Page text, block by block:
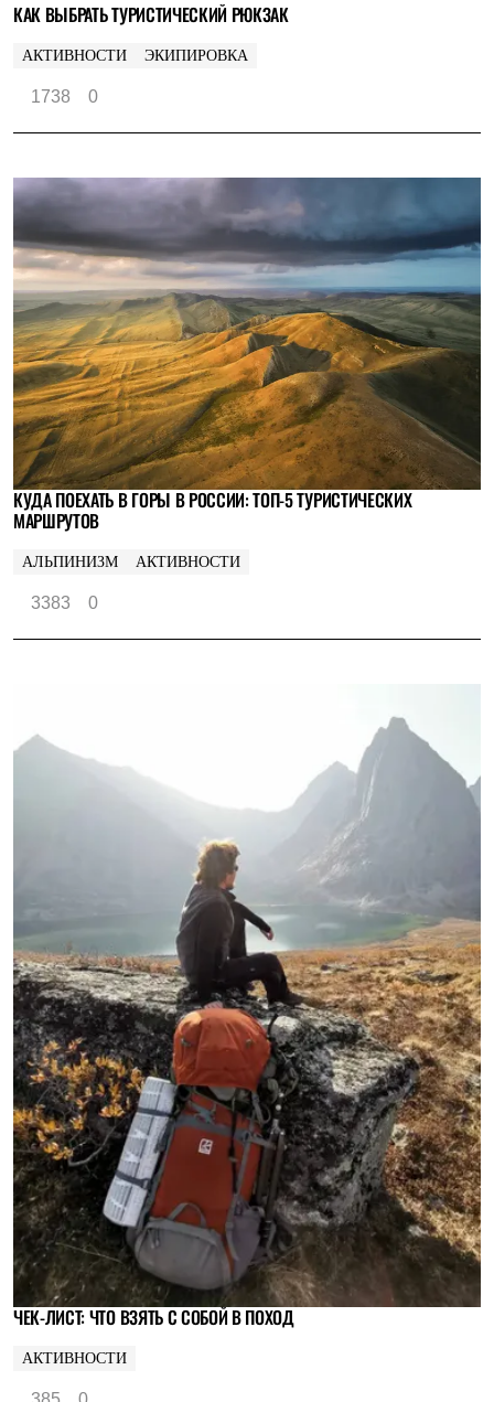
Где купить
КАК ВЫБРАТЬ ТУРИСТИЧЕСКИЙ РЮКЗАК
АКТИВНОСТИ ЭКИПИРОВКА
1738 0
КУДА ПОЕХАТЬ В ГОРЫ В РОССИИ: ТОП-5 ТУРИСТИЧЕСКИХ
МАРШРУТОВ
АЛЬПИНИЗМ АКТИВНОСТИ
3383 0
ЧЕК-ЛИСТ: ЧТО ВЗЯТЬ С СОБОЙ В ПОХОД
АКТИВНОСТИ